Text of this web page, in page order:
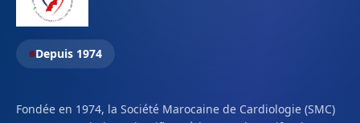
Depuis 1974
Fondée en 1974, la Société Marocaine de Cardiologie (SMC)